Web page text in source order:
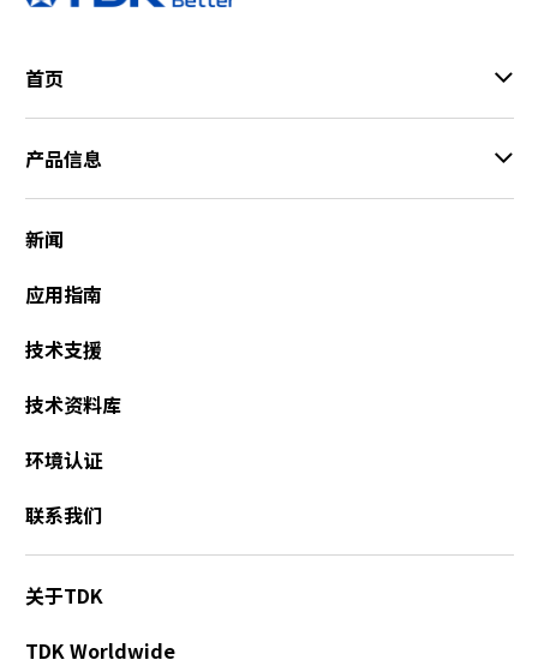
首页
产品信息
新闻
应用指南
技术支援
技术资料库
环境认证
联系我们
关于TDK
TDK Worldwide